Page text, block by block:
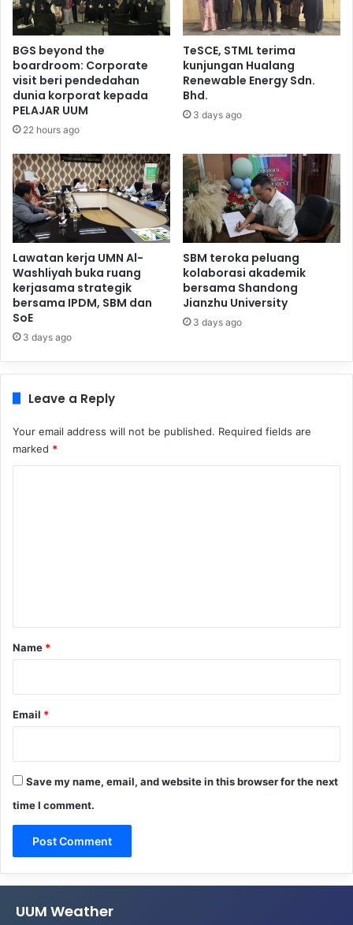
BGS beyond the
boardroom: Corporate
visit beri pendedahan
dunia korporat kepada
PELAJAR UUM
22 hours ago
TeSCE, STML terima
kunjungan Hualang
Renewable Energy Sdn.
Bhd.
3 days ago
Lawatan kerja UMN Al-
Washliyah buka ruang
kerjasama strategik
bersama IPDM, SBM dan
SoE
3 days ago
SBM teroka peluang
kolaborasi akademik
bersama Shandong
Jianzhu University
3 days ago
Leave a Reply
Your email address will not be published. Required fields are
marked *
*
Name *
Email *
Save my name, email, and website in this browser for the next
time I comment.
UUM Weather